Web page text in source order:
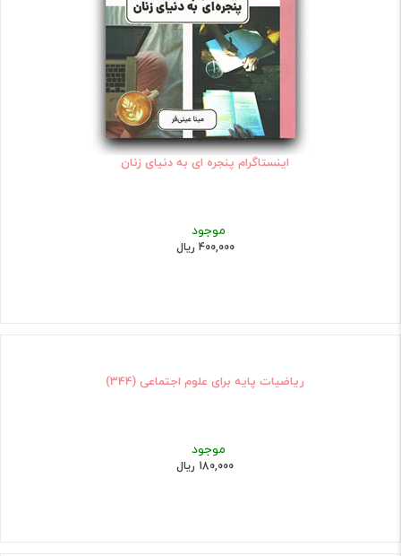
اینستاگرام پنجره ای به دنیای زنان
موجود
400,000 ریال
ریاضیات پایه برای علوم اجتماعی (344)
موجود
180,000 ریال